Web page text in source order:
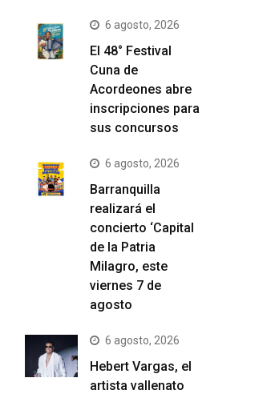
6 agosto, 2026
El 48° Festival
Cuna de
Acordeones abre
inscripciones para
sus concursos
6 agosto, 2026
Barranquilla
realizará el
concierto ‘Capital
de la Patria
Milagro, este
viernes 7 de
agosto
6 agosto, 2026
Hebert Vargas, el
artista vallenato